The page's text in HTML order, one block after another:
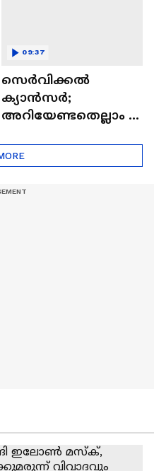
സെർവിക്കൽ
ക്യാൻസർ;
അറിയേണ്ടതെല്ലാം |
Cancer
09:37